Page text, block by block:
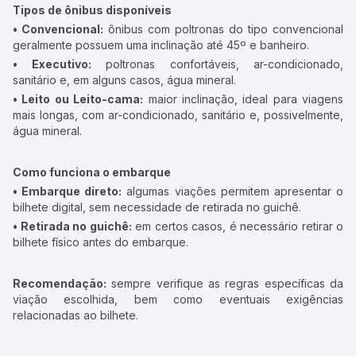
Tipos de ônibus disponíveis
• Convencional: ônibus com poltronas do tipo convencional
geralmente possuem uma inclinação até 45º e banheiro.
• Executivo: poltronas confortáveis, ar-condicionado,
sanitário e, em alguns casos, água mineral.
• Leito ou Leito-cama: maior inclinação, ideal para viagens
mais longas, com ar-condicionado, sanitário e, possivelmente,
água mineral.
Como funciona o embarque
• Embarque direto: algumas viações permitem apresentar o
bilhete digital, sem necessidade de retirada no guichê.
• Retirada no guichê: em certos casos, é necessário retirar o
bilhete físico antes do embarque.
Recomendação: sempre verifique as regras específicas da
viação escolhida, bem como eventuais exigências
relacionadas ao bilhete.